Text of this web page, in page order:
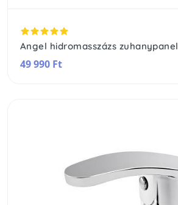
Angel hidromasszázs zuhanypanel
49 990 Ft